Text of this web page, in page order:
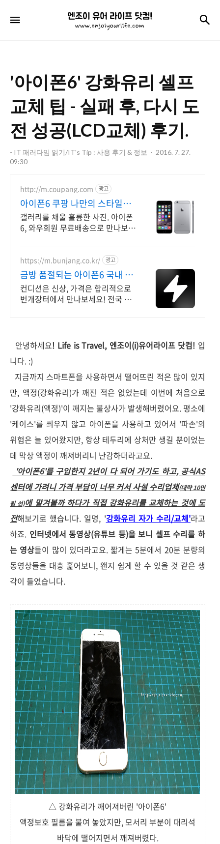
엔
조
어
라
이
프
닷
'아이폰6' 강화유리 셀프
교체 팁 - 실패 후, 다시 도
전 성공(LCD교체) 후기.
- IT 패러다임 읽기/IT's Tip : 사용 후기 & 정보
2016. 7. 27.
09:30
http://m.coupang.com 광고
아이폰6 쿠팡 나만의 스타일을
완성
갤러리를 채울 훌륭한 사진. 아이폰
6, 와우회원 무료배송으로 만나보세
럼 담아보세요.
https://m.bunjang.co.kr/ 광고
금방 품절되는 아이폰6 국내 최
대 브랜드 중고거래
컨디션은 신상, 가격은 합리적으로
번개장터에서 만나보세요! 전국 각
안녕하세요! Life is Travel, 엔조이(i)유어라이프 닷컴! 입
니다. :)
지금까지 스마트폰을 사용하면서 떨어뜨린 적은 많이 있지
만, 액정(강화유리)가 깨진 적은 없었는데 이번에 처음으로
'강화유리(액정)'이 깨지는 불상사가 발생해버렸어요. 평소에
'케이스'를 씌우지 않고 아이폰을 사용하고 있어서 '파손'의
위험은 늘 있어왔지만, 항상 테두리에 상처만 생길 뿐이었는
데 막상 액정이 깨져버리니 난감하더라고요.
'아이폰6'를 구입한지 2년이 다 되어 가기도 하고, 공식AS
센터에 가려니 가격 부담이 너무 커서 사설 수리업체(대략 10만
원 선)에 맡겨볼까 하다가 직접 강화유리를 교체하는 것에 도
전해보기로 했습니다. 일명, '강화유리 자가 수리/교체'라고
하죠. 인터넷에서 동영상(유튜브 등)을 보니 셀프 수리를 하
는 영상들이 많이 있더라고요. 짧게는 5분에서 20분 분량의
동영상들을 대충 훑어보니, 왠지 쉽게 할 수 있을 것 같은 생
각이 들었습니다.
△ 강화유리가 깨어져버린 '아이폰6'
액정보호 필름을 붙여 놓았지만, 모서리 부분이 대리석
바닥에 떨어지면서 깨져버렸다.